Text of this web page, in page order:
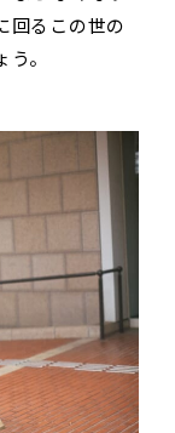
回るこの世の
。